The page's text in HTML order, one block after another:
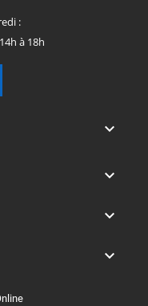
:
à 18h



